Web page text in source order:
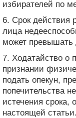
избирателей по
6. Срок действия
лица
может превышать
7. Ходатайство о
признании
подать опекун,
попечительства
истечения срока,
настоящей статьи.